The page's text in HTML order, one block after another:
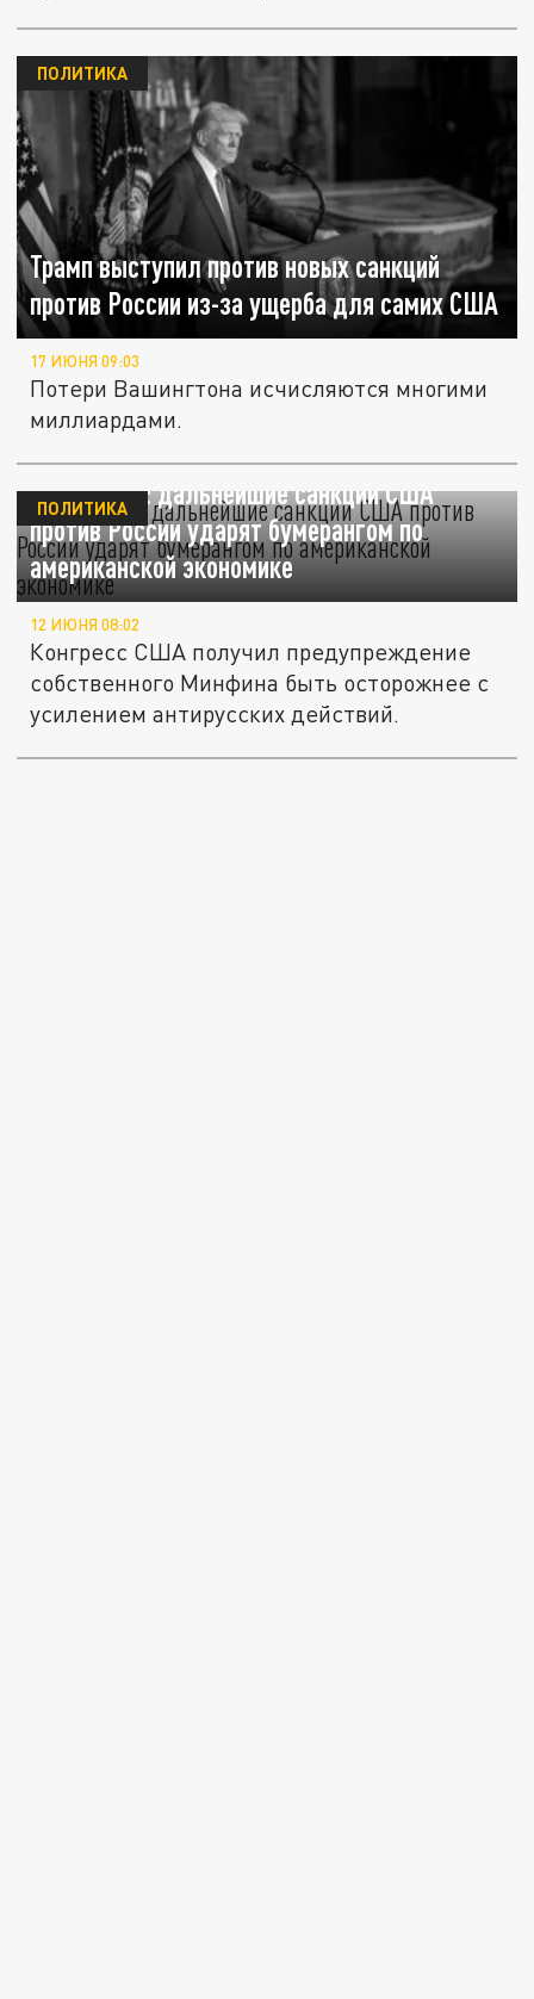
Трамп выступил против новых санкций
против России из-за ущерба для самих США
ПОЛИТИКА
17 ИЮНЯ 09:03
Потери Вашингтона исчисляются многими
миллиардами.
Вашингтон: дальнейшие санкции США
против России ударят бумерангом по
американской экономике
ПОЛИТИКА
12 ИЮНЯ 08:02
Конгресс США получил предупреждение
собственного Минфина быть осторожнее с
усилением антирусских действий.